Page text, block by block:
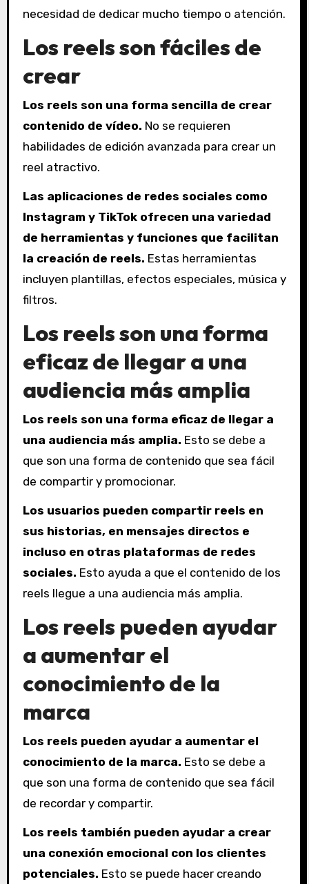
necesidad de dedicar mucho tiempo o atención.
Los reels son fáciles de
crear
Los reels son una forma sencilla de crear
contenido de vídeo. No se requieren
habilidades de edición avanzada para crear un
reel atractivo.
Las aplicaciones de redes sociales como
Instagram y TikTok ofrecen una variedad
de herramientas y funciones que facilitan
la creación de reels. Estas herramientas
incluyen plantillas, efectos especiales, música y
filtros.
Los reels son una forma
eficaz de llegar a una
audiencia más amplia
Los reels son una forma eficaz de llegar a
una audiencia más amplia. Esto se debe a
que son una forma de contenido que sea fácil
de compartir y promocionar.
Los usuarios pueden compartir reels en
sus historias, en mensajes directos e
incluso en otras plataformas de redes
sociales. Esto ayuda a que el contenido de los
reels llegue a una audiencia más amplia.
Los reels pueden ayudar
a aumentar el
conocimiento de la
marca
Los reels pueden ayudar a aumentar el
conocimiento de la marca. Esto se debe a
que son una forma de contenido que sea fácil
de recordar y compartir.
Los reels también pueden ayudar a crear
una conexión emocional con los clientes
potenciales. Esto se puede hacer creando